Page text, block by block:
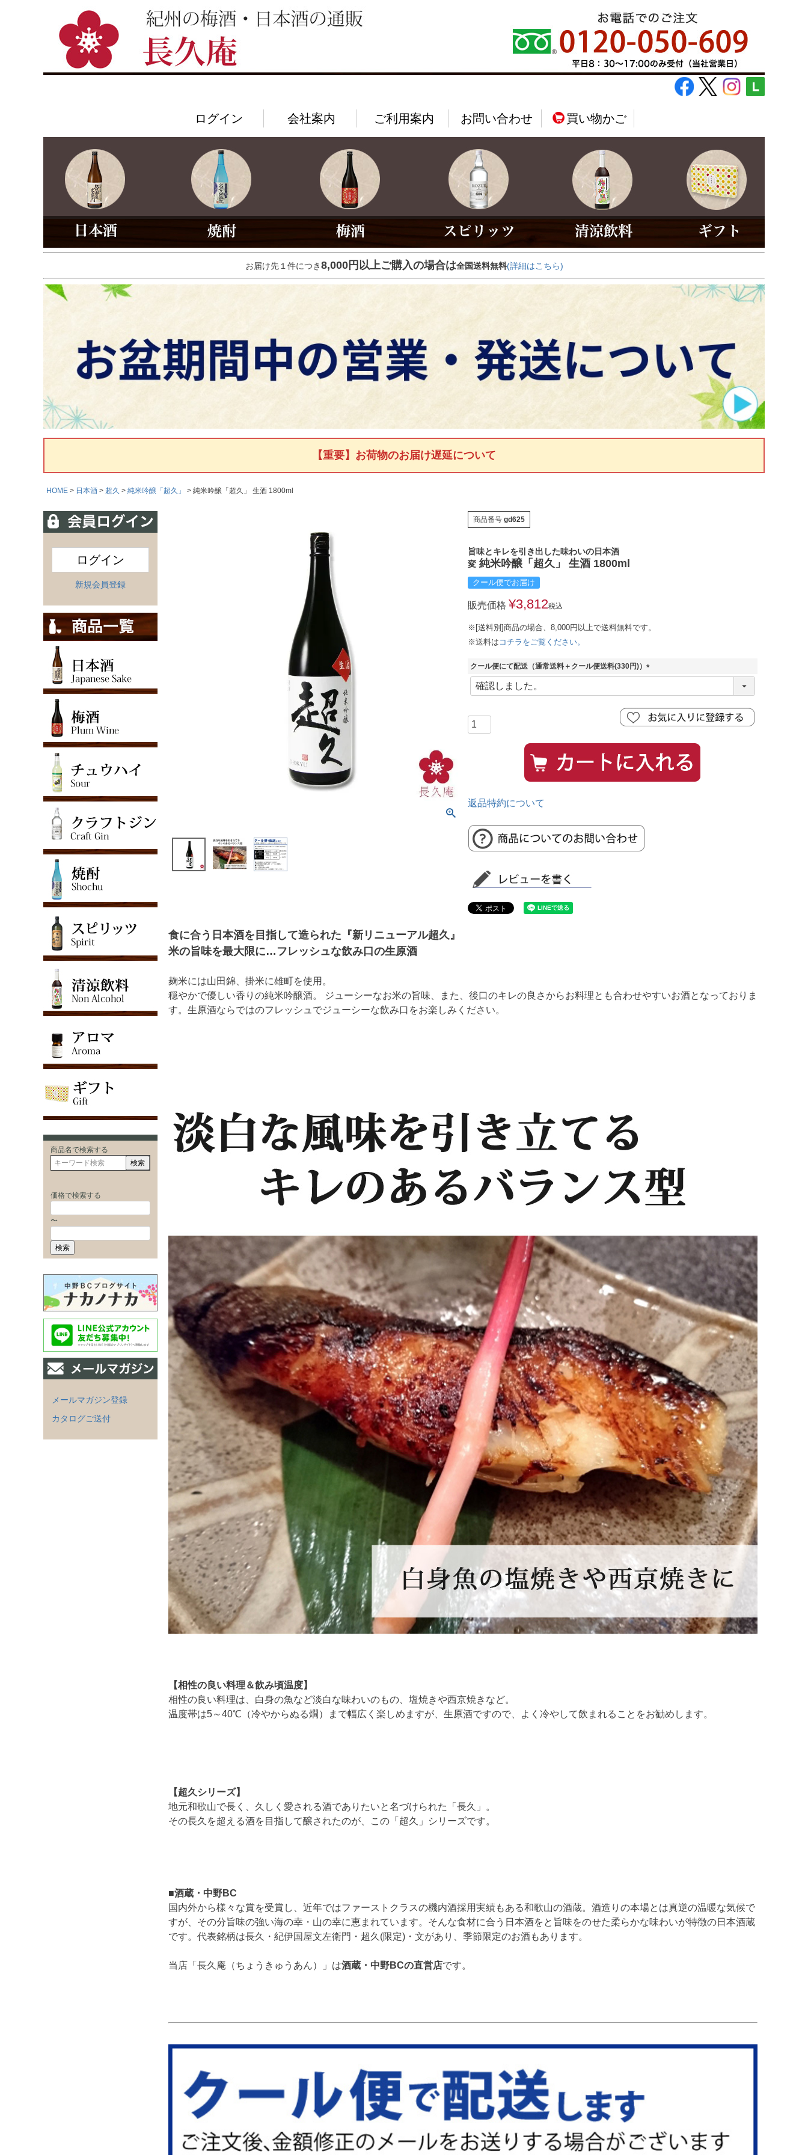
ログイン 会社案内 ご利用案内 お問い合わせ 買い物かご
お届け先１件につき8,000円以上ご購入の場合は全国送料無料(詳細はこちら)
【重要】お荷物のお届け遅延について
HOME 日本酒 超久 純米吟醸「超久」 純米吟醸「超久」 生酒 1800ml
ログイン
新規会員登録
商品名で検索する
検索
価格で検索する
〜
検索
メールマガジン登録
カタログご送付
商品番号 gd625
旨味とキレを引き出した味わいの日本酒
変 純米吟醸「超久」 生酒 1800ml
クール便でお届け
販売価格 ¥3,812税込
※[送料別]商品の場合、8,000円以上で送料無料です。
※送料は コチラをご覧ください。
クール便にて配送（通常送料＋クール便送料(330円)）
(
返品特約について
食に合う日本酒を目指して造られた『新リニューアル超久』
米の旨味を最大限に…フレッシュな飲み口の生原酒
麹米には山田錦、掛米に雄町を使用。
穏やかで優しい香りの純米吟醸酒。 ジューシーなお米の旨味、また、後口のキレの良さからお料理とも合わせやすいお酒となっておりま
す。生原酒ならではのフレッシュでジューシーな飲み口をお楽しみください。
【相性の良い料理＆飲み頃温度】
相性の良い料理は、白身の魚など淡白な味わいのもの、塩焼きや西京焼きなど。
温度帯は5～40℃（冷やからぬる燗）まで幅広く楽しめますが、生原酒ですので、よく冷やして飲まれることをお勧めします。
【超久シリーズ】
地元和歌山で長く、久しく愛される酒でありたいと名づけられた「長久」。
その長久を超える酒を目指して醸されたのが、この「超久」シリーズです。
■酒蔵・中野BC
国内外から様々な賞を受賞し、近年ではファーストクラスの機内酒採用実績もある和歌山の酒蔵。酒造りの本場とは真逆の温暖な気候で
すが、その分旨味の強い海の幸・山の幸に恵まれています。そんな食材に合う日本酒をと旨味をのせた柔らかな味わいが特徴の日本酒蔵
です。代表銘柄は長久・紀伊国屋文左衛門・超久(限定)・文があり、季節限定のお酒もあります。
当店「長久庵（ちょうきゅうあん）」は酒蔵・中野BCの直営店です。